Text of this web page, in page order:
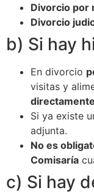
Divorcio por
Divorcio
b) Si hay
En divorcio
visitas y
Si ya existe
adjunta.
No es
Comisaría
c) Si hay